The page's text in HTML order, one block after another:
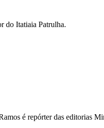
do Itatiaia Patrulha.
é repórter das editorias